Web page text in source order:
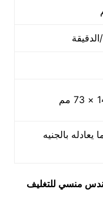
ما يعادله بالجنيه
منسي للتغليف